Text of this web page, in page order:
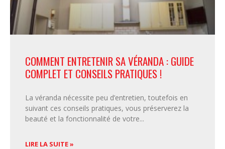
COMMENT ENTRETENIR SA VÉRANDA : GUIDE
COMPLET ET CONSEILS PRATIQUES !
La véranda nécessite peu d’entretien, toutefois en
suivant ces conseils pratiques, vous préserverez la
beauté et la fonctionnalité de votre
LIRE LA SUITE »